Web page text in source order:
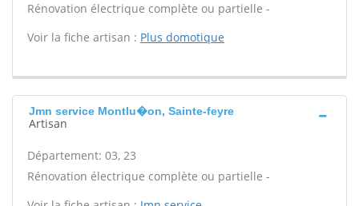
Rénovation électrique complète ou partielle -
Voir la fiche artisan : Plus domotique
Jmn service Montlu�on, Sainte-feyre
Artisan
Département: 03, 23
Rénovation électrique complète ou partielle -